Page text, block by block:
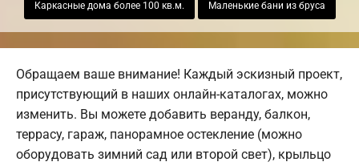
Каркасные дома более 100 кв.м. Маленькие бани из бруса
Обращаем ваше внимание! Каждый эскизный проект,
присутствующий в наших онлайн-каталогах, можно
изменить. Вы можете добавить веранду, балкон,
террасу, гараж, панорамное остекление (можно
оборудовать зимний сад или второй свет), крыльцо